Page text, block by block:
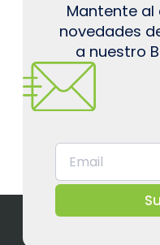
Mantente
novedades
a nuestro